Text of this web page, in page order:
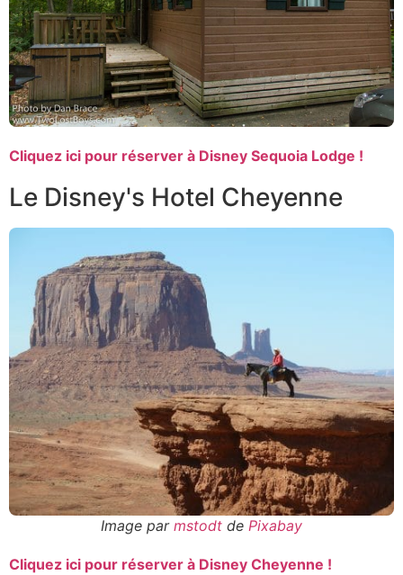
Cliquez ici pour réserver à Disney Sequoia Lodge !
Le Disney's Hotel Cheyenne
Image par mstodt de Pixabay
Cliquez ici pour réserver à Disney Cheyenne !